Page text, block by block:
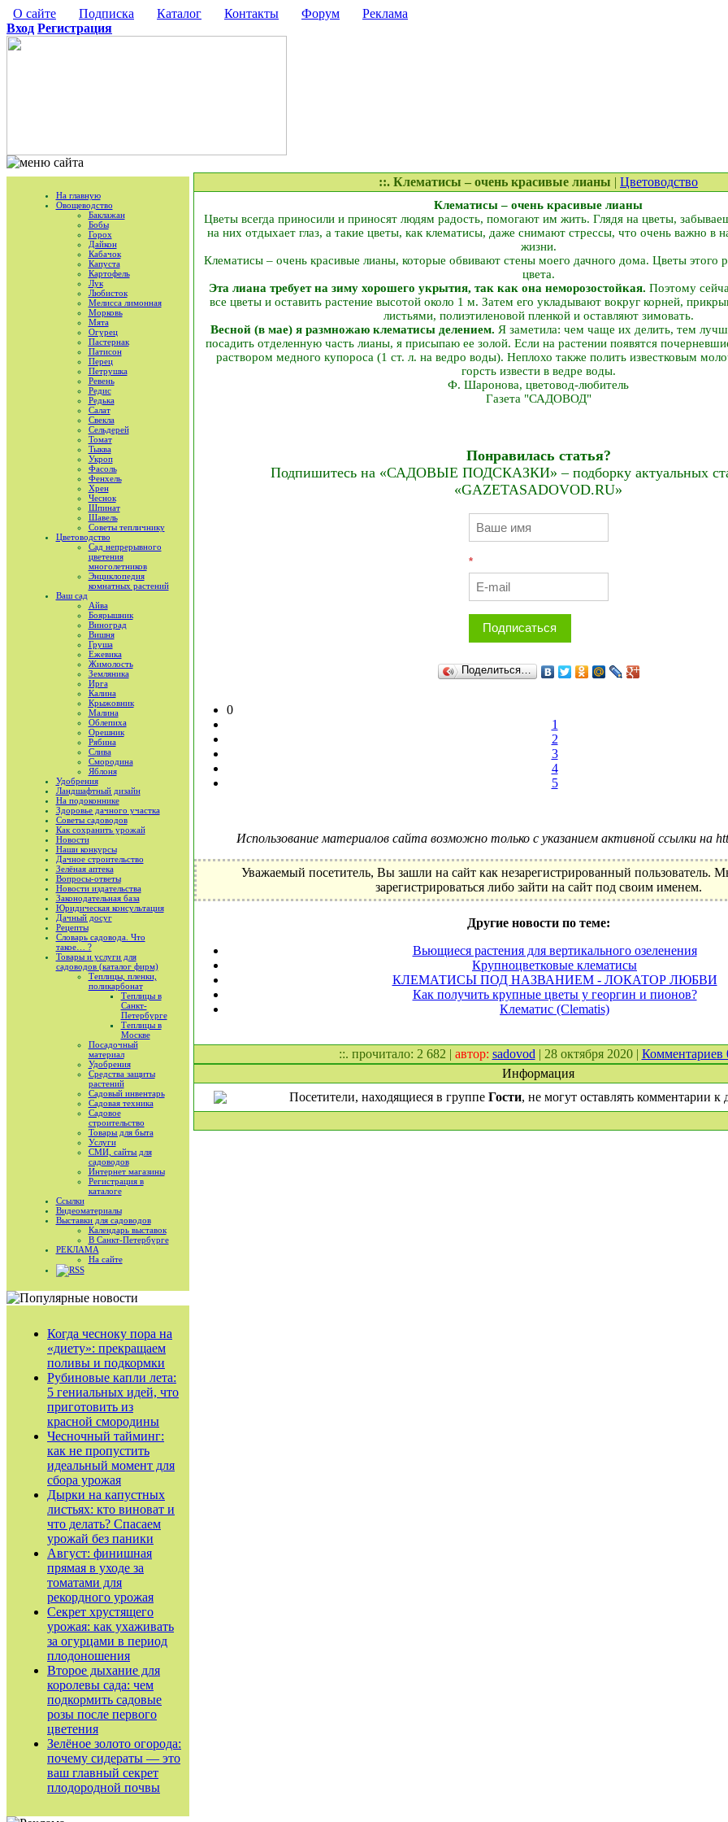
О сайте Подписка Каталог Контакты Форум
Реклама
Вход Регистрация
На главную
Овощеводство
Баклажан
Бобы
Горох
Дайкон
Кабачок
Капуста
Картофель
Лук
Любисток
Мелисса лимонная
Морковь
Мята
Огурец
Пастернак
Патисон
Перец
Петрушка
Ревень
Редис
Редька
Салат
Свекла
Сельдерей
Томат
Тыква
Укроп
Фасоль
Фенхель
Хрен
Чеснок
Шпинат
Шавель
Советы тепличнику
Цветоводство
Сад непрерывного
цветения
многолетников
Энциклопедия
комнатных растений
Ваш сад
Айва
Боярышник
Виноград
Вишня
Груша
Ежевика
Жимолость
Земляника
Ирга
Калина
Крыжовник
Малина
Облепиха
Орешник
Рябина
Слива
Смородина
Яблоня
Удобрения
Ландшафтный дизайн
На подоконнике
Здоровье дачного участка
Советы садоводов
Как сохранить урожай
Новости
Наши конкурсы
Дачное строительство
Зелёная аптека
Вопросы-ответы
Новости издательства
Законодательная база
Юридическая консультация
Дачный досуг
Рецепты
Словарь садовода. Что
такое… ?
Товары и услуги для
садоводов (каталог фирм)
Теплицы, пленки,
поликарбонат
Теплицы в
Санкт-
Петербурге
Теплицы в
Москве
Посадочный
материал
Удобрения
Средства защиты
растений
Садовый инвентарь
Садовая техника
Садовое
строительство
Товары для быта
Услуги
СМИ, сайты для
садоводов
Интернет магазины
Регистрация в
каталоге
Ссылки
Видеоматериалы
Выставки для садоводов
Календарь выставок
В Санкт-Петербурге
РЕКЛАМА
На сайте
RSS
Когда чесноку пора на
«диету»: прекращаем
поливы и подкормки
Рубиновые капли лета:
5 гениальных идей, что
приготовить из
красной смородины
Чесночный тайминг:
как не пропустить
идеальный момент для
сбора урожая
Дырки на капустных
листьях: кто виноват и
что делать? Спасаем
урожай без паники
Август: финишная
прямая в уходе за
томатами для
рекордного урожая
Секрет хрустящего
урожая: как ухаживать
за огурцами в период
плодоношения
Второе дыхание для
королевы сада: чем
подкормить садовые
розы после первого
цветения
Зелёное золото огорода:
почему сидераты — это
ваш главный секрет
плодородной почвы
::. Клематисы – очень красивые лианы | Цветоводство
Клематисы – очень красивые лианы
Цветы всегда приносили и приносят людям радость, помогают им жить. Глядя на цветы,
на них отдыхает глаз, а такие цветы, как клематисы, даже снимают стрессы, что очень важно в
жизни.
Клематисы – очень красивые лианы, которые обвивают стены моего дачного дома. Цветы этого
цвета.
Эта лиана требует на зиму хорошего укрытия, так как она неморозостойкая. Поэтому
все цветы и оставить растение высотой около 1 м. Затем его укладывают вокруг корней,
листьями, полиэтиленовой пленкой и оставляют зимовать.
Весной (в мае) я размножаю клематисы делением. Я заметила: чем чаще их делить, тем
посадить отделенную часть лианы, я присыпаю ее золой. Если на растении появятся
раствором медного купороса (1 ст. л. на ведро воды). Неплохо также полить известковым
горсть извести в ведре воды.
Ф. Шаронова, цветовод-любитель
Газета "САДОВОД"
Понравилась статья?
Подпишитесь на «САДОВЫЕ ПОДСКАЗКИ» – подборку актуальных
«GAZETASADOVOD.RU»
*
Подписаться
Поделиться…
0
1
2
3
4
5
Использование материалов сайта возможно только с указанием активной ссылки на
Уважаемый посетитель, Вы зашли на сайт как незарегистрированный пользователь.
зарегистрироваться либо зайти на сайт под своим именем.
Другие новости по теме:
Вьющиеся растения для вертикального озеленения
Крупноцветковые клематисы
КЛЕМАТИСЫ ПОД НАЗВАНИЕМ - ЛОКАТОР ЛЮБВИ
Как получить крупные цветы у георгин и пионов?
Клематис (Clematis)
::. прочитало: 2 682 | автор: sadovod | 28 октября 2020 | Комментариев
Информация
Посетители, находящиеся в группе Гости, не могут оставлять комментарии